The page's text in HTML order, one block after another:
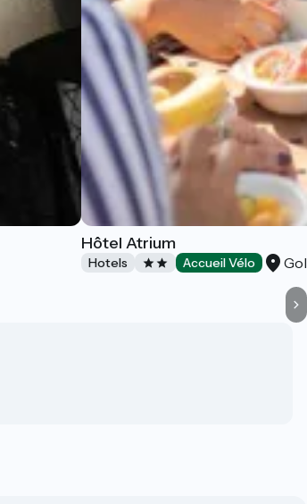
Hôtel Atrium
Hotels Accueil Vélo